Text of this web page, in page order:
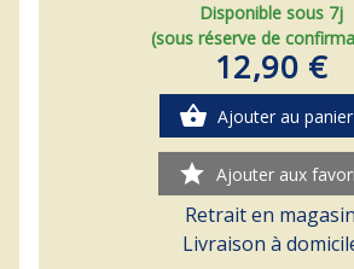
Disponible sous 7j
(sous réserve de
12,90 €
shopping_basket Ajouter au panier
star Ajouter aux
Retrait en magasin
Livraison à